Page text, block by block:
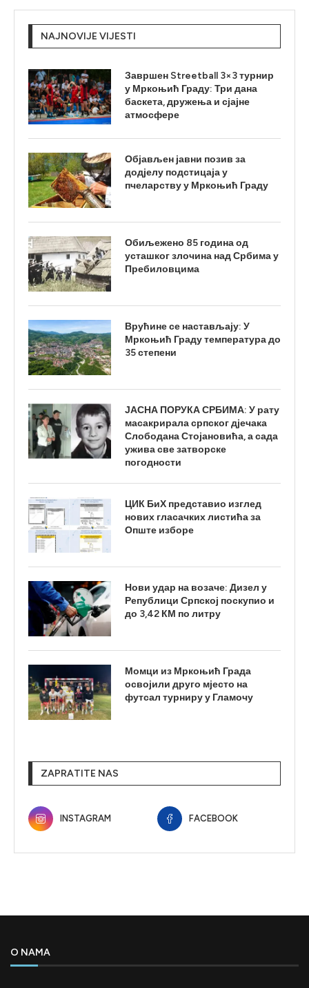
NAJNOVIJE VIJESTI
Завршен Streetball 3×3 турнир
у Мркоњић Граду: Три дана
баскета, дружења и сјајне
атмосфере
Објављен јавни позив за
додјелу подстицаја у
пчеларству у Мркоњић Граду
Обиљежено 85 година од
усташког злочина над Србима у
Пребиловцима
Врућине се настављају: У
Мркоњић Граду температура до
35 степени
ЈАСНА ПОРУКА СРБИМА: У рату
масакрирала српског дјечака
Слободана Стојановића, а сада
ужива све затворске
погодности
ЦИК БиХ представио изглед
нових гласачких листића за
Опште изборе
Нови удар на возаче: Дизел у
Републици Српској поскупио и
до 3,42 КМ по литру
Момци из Мркоњић Града
освојили друго мјесто на
футсал турниру у Гламочу
ZAPRATITE NAS
INSTAGRAM FACEBOOK
O NAMA